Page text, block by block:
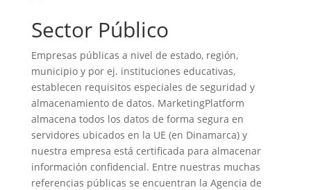
Sector Público
Empresas públicas a nivel de estado, región,
municipio y por ej. instituciones educativas,
establecen requisitos especiales de seguridad y
almacenamiento de datos. MarketingPlatform
almacena todos los datos de forma segura en
servidores ubicados en la UE (en Dinamarca) y
nuestra empresa está certificada para almacenar
información confidencial. Entre nuestras muchas
referencias públicas se encuentran la Agencia de